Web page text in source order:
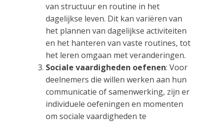
van structuur en routine in het
dagelijkse leven. Dit kan variëren van
het plannen van dagelijkse activiteiten
en het hanteren van vaste routines, tot
het leren omgaan met veranderingen.
Sociale vaardigheden oefenen: Voor
deelnemers die willen werken aan hun
communicatie of samenwerking, zijn er
individuele oefeningen en momenten
om sociale vaardigheden te